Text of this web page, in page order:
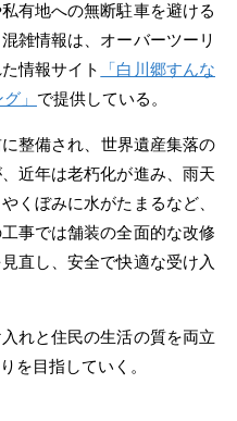
有地への無断駐車を避ける
雑情報は、オーバーツーリ
情報サイト
「白川郷すんな
」 で提供している。
整備され、世界遺産集落の
近年は老朽化が進み、雨天
くぼみに水がたまるなど、
事では舗装の全面的な改修
直し、安全で快適な受け入
れと住民の生活の質を両立
を目指していく。